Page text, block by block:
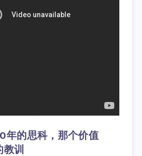
年的思科，那个价值
训